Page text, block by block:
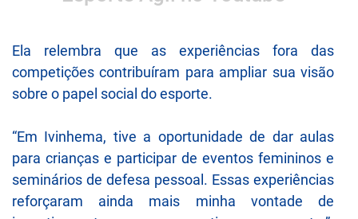
Ela relembra que as experiências fora das
competições contribuíram para ampliar sua visão
sobre o papel social do esporte.
“Em Ivinhema, tive a oportunidade de dar aulas
para crianças e participar de eventos femininos e
seminários de defesa pessoal. Essas experiências
reforçaram ainda mais minha vontade de